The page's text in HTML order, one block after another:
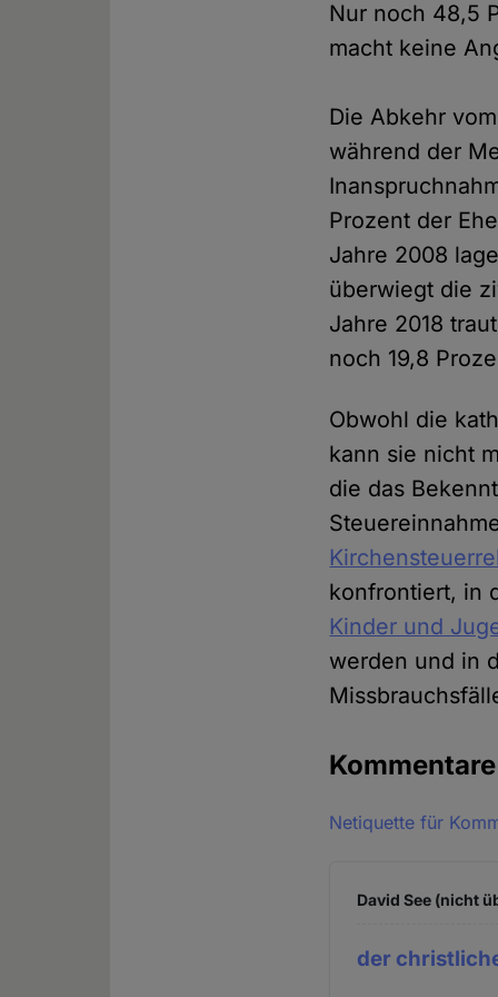
Nur noch 48,5
macht keine
Die Abkehr
während der
Prozent der
Jahre 2008
überwiegt die
Jahre 2018
noch 19,8
Obwohl die
kann sie nicht
die das
konfrontiert, in
Kinder und
werden und in
Kommentare
Netiquette für
David See (nicht
der